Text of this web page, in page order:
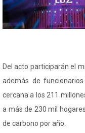
Del acto participarán el
además de
cercana a los 211
a más de 230 mil
de carbono por año.